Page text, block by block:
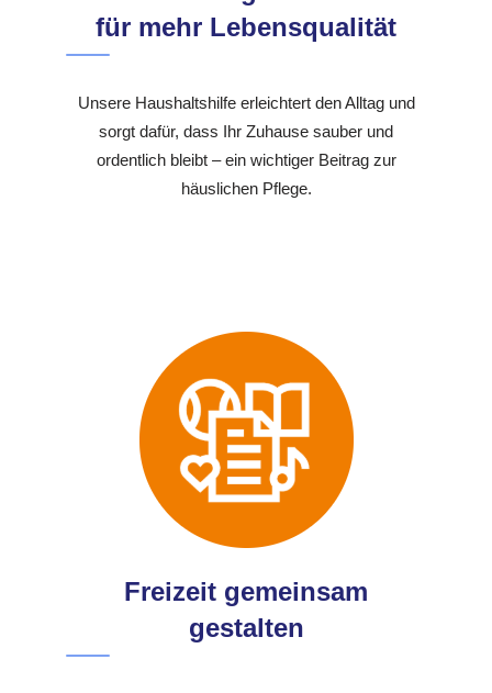
für mehr Lebensqualität
Unsere Haushaltshilfe erleichtert den Alltag und
sorgt dafür, dass Ihr Zuhause sauber und
ordentlich bleibt – ein wichtiger Beitrag zur
häuslichen Pflege.
Freizeit gemeinsam
gestalten